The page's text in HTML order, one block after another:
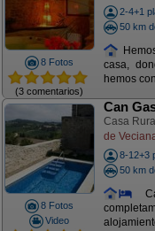
8 Fotos
(3 comentarios)
2-4+1
50 km
casa,
hemos
8 Fotos
Video
Can
Casa
de
8-12+3
50 km